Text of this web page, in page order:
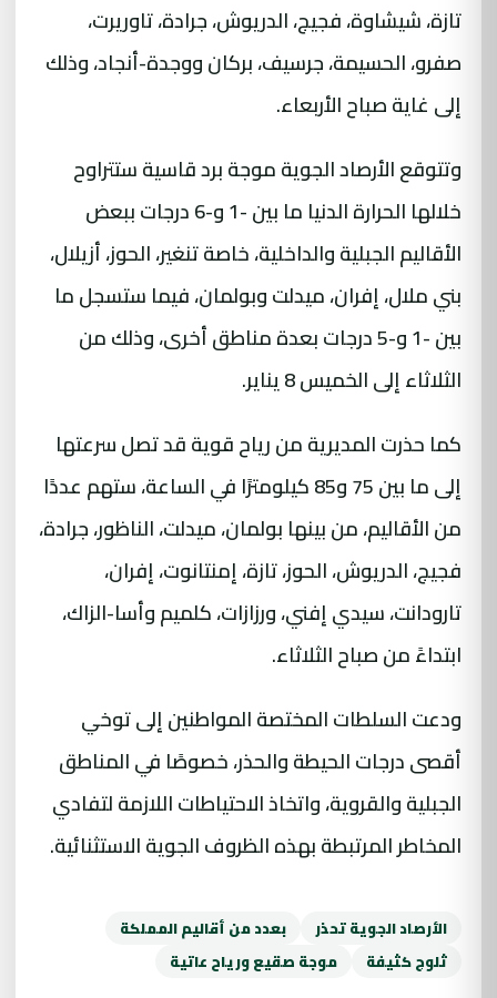
تازة، شيشاوة، فجيج، الدريوش، جرادة، تاوريرت،
صفرو، الحسيمة، جرسيف، بركان ووجدة-أنجاد، وذلك
إلى غاية صباح الأربعاء.
وتتوقع الأرصاد الجوية موجة برد قاسية ستتراوح
خلالها الحرارة الدنيا ما بين -1 و-6 درجات ببعض
الأقاليم الجبلية والداخلية، خاصة تنغير، الحوز، أزيلال،
بني ملال، إفران، ميدلت وبولمان، فيما ستسجل ما
بين -1 و-5 درجات بعدة مناطق أخرى، وذلك من
الثلاثاء إلى الخميس 8 يناير.
كما حذرت المديرية من رياح قوية قد تصل سرعتها
إلى ما بين 75 و85 كيلومترًا في الساعة، ستهم عددًا
من الأقاليم، من بينها بولمان، ميدلت، الناظور، جرادة،
فجيج، الدريوش، الحوز، تازة، إمنتانوت، إفران،
تارودانت، سيدي إفني، ورزازات، كلميم وأسا-الزاك،
ابتداءً من صباح الثلاثاء.
ودعت السلطات المختصة المواطنين إلى توخي
أقصى درجات الحيطة والحذر، خصوصًا في المناطق
الجبلية والقروية، واتخاذ الاحتياطات اللازمة لتفادي
المخاطر المرتبطة بهذه الظروف الجوية الاستثنائية.
الأرصاد الجوية تحذر
بعدد من أقاليم المملكة
ثلوج كثيفة
موجة صقيع ورياح عاتية